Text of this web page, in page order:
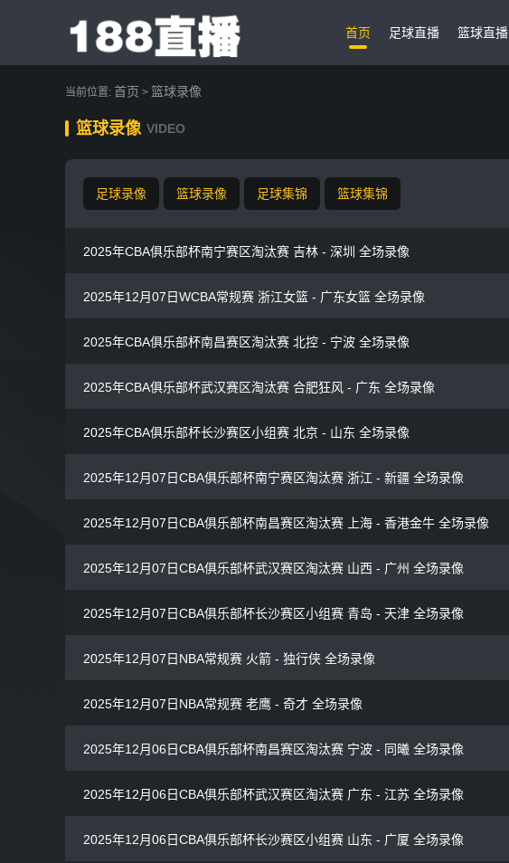
首页 足球直播 篮球直播
当前位置: 首页 > 篮球录像
篮球录像 VIDEO
足球录像 篮球录像 足球集锦 篮球集锦
2025年CBA俱乐部杯南宁赛区淘汰赛 吉林 - 深圳 全场录像
2025年12月07日WCBA常规赛 浙江女篮 - 广东女篮 全场录像
2025年CBA俱乐部杯南昌赛区淘汰赛 北控 - 宁波 全场录像
2025年CBA俱乐部杯武汉赛区淘汰赛 合肥狂风 - 广东 全场录像
2025年CBA俱乐部杯长沙赛区小组赛 北京 - 山东 全场录像
2025年12月07日CBA俱乐部杯南宁赛区淘汰赛 浙江 - 新疆 全场录像
2025年12月07日CBA俱乐部杯南昌赛区淘汰赛 上海 - 香港金牛 全场录像
2025年12月07日CBA俱乐部杯武汉赛区淘汰赛 山西 - 广州 全场录像
2025年12月07日CBA俱乐部杯长沙赛区小组赛 青岛 - 天津 全场录像
2025年12月07日NBA常规赛 火箭 - 独行侠 全场录像
2025年12月07日NBA常规赛 老鹰 - 奇才 全场录像
2025年12月06日CBA俱乐部杯南昌赛区淘汰赛 宁波 - 同曦 全场录像
2025年12月06日CBA俱乐部杯武汉赛区淘汰赛 广东 - 江苏 全场录像
2025年12月06日CBA俱乐部杯长沙赛区小组赛 山东 - 广厦 全场录像